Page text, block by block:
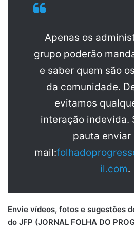
Apenas os
grupo poderão
e saber quem são
da comunidade.
evitamos
interação indevida.
pauta enviar
mail:
il.com.
Envie vídeos, fotos e sugestões
do JFP (JORNAL FOLHA DO